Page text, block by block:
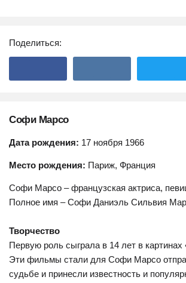
Поделиться:
Софи Марсо
Дата рождения: 17 ноября 1966
Место рождения: Париж, Франция
Софи Марсо – французская актриса,
Полное имя – Софи Даниэль Сильвия
Творчество
Первую роль сыграла в 14 лет в
Эти фильмы стали для Софи Марсо
судьбе и принесли известность и